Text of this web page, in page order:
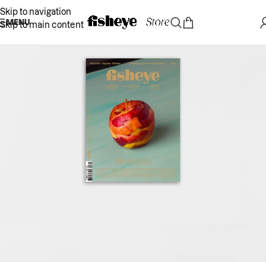
Skip to navigation
Skip to main content
MENU